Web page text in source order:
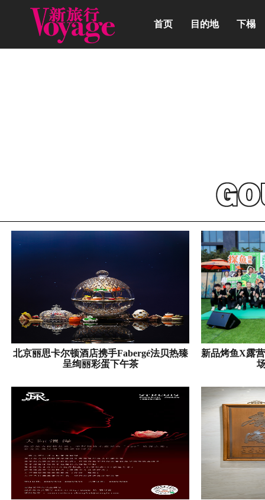
首页 目的地 下榻
北京丽思卡尔顿酒店携手Fabergé法贝热臻
呈绚丽彩蛋下午茶
新品烤鱼X露